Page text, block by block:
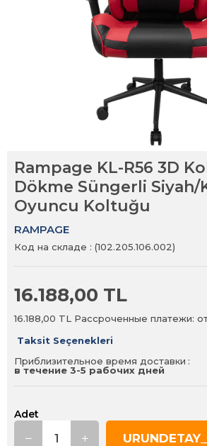
Rampage KL-R56 3D
Dökme Süngerli Siyah/
Oyuncu Koltuğu
RAMPAGE
Код на складе (102.205.106.002)
16.188,00 TL
16.188,00 TL Рассроченные платежи:
Taksit Seçenekleri
Приблизительное время доставки :
в течение 3-5 рабочих дней
Adet